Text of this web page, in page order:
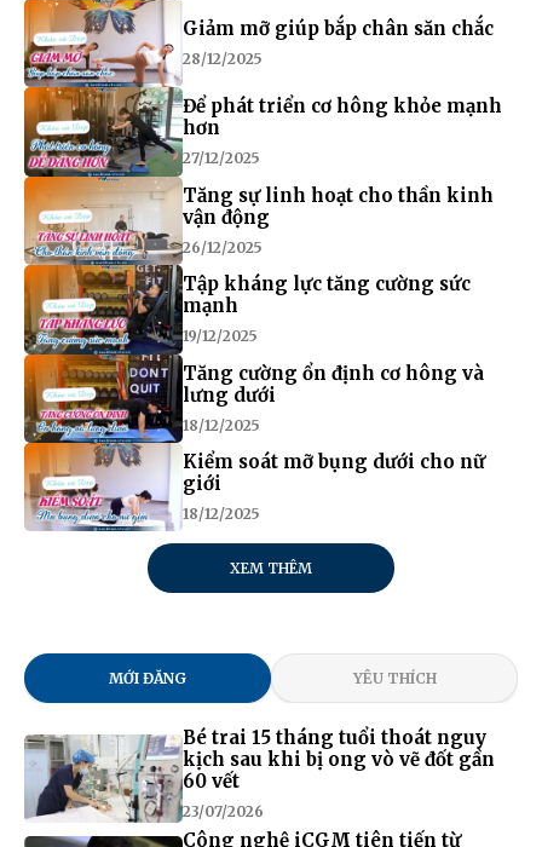
Giảm mỡ giúp bắp chân săn chắc
28/12/2025
Để phát triển cơ hông khỏe mạnh
hơn
27/12/2025
Tăng sự linh hoạt cho thần kinh
vận động
26/12/2025
Tập kháng lực tăng cường sức
mạnh
19/12/2025
Tăng cường ổn định cơ hông và
lưng dưới
18/12/2025
Kiểm soát mỡ bụng dưới cho nữ
giới
18/12/2025
XEM THÊM
MỚI ĐĂNG YÊU THÍCH
Bé trai 15 tháng tuổi thoát nguy
kịch sau khi bị ong vò vẽ đốt gần
60 vết
23/07/2026
Công nghệ iCGM tiên tiến từ